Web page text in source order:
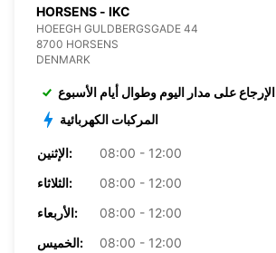
HORSENS - IKC
HOEEGH GULDBERGSGADE 44
8700 HORSENS
DENMARK
الإرجاع على مدار اليوم وطوال أيام الأسبوع
المركبات الكهربائية
الإثنين:
08:00 - 12:00
الثلاثاء:
08:00 - 12:00
الأربعاء:
08:00 - 12:00
الخميس:
08:00 - 12:00